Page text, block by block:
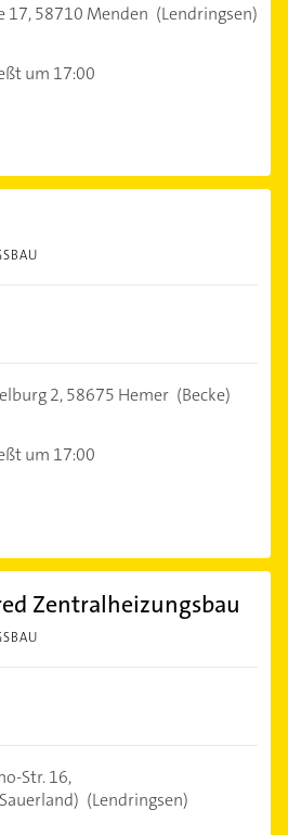
17,58710 Menden (Lendringsen)
um 17:00
2,58675 Hemer (Becke)
um 17:00
Zentralheizungsbau
Str. 16,
(Lendringsen)